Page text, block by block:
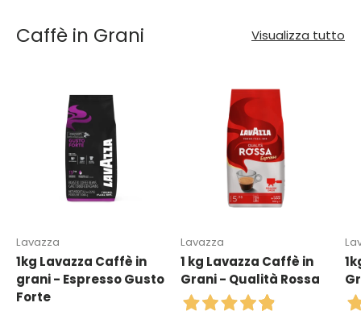
Caffè in Grani Visualizza tutto
Lavazza
1kg Lavazza Caffè in
grani - Espresso Gusto
Forte
Lavazza
1 kg Lavazza Caffè in
Grani - Qualità Rossa